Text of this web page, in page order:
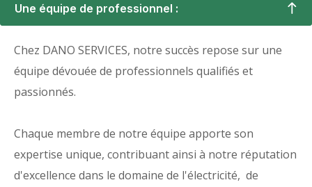
Une équipe de professionnel :
Chez DANO SERVICES, notre succès repose sur une
équipe dévouée de professionnels qualifiés et
passionnés.
Chaque membre de notre équipe apporte son
expertise unique, contribuant ainsi à notre réputation
d'excellence dans le domaine de l'électricité, de